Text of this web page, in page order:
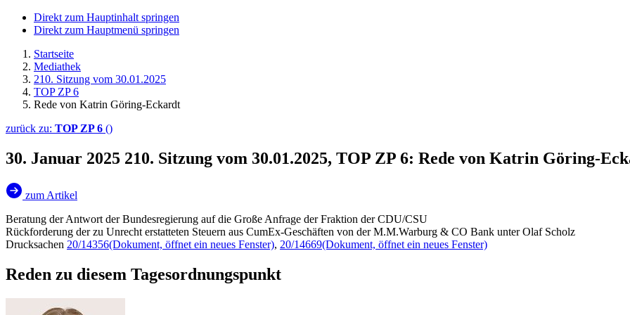
Direkt zum Hauptinhalt springen
Direkt zum Hauptmenü springen
Startseite
Mediathek
210. Sitzung vom 30.01.2025
TOP ZP 6
Rede von Katrin Göring-Eckardt
zurück zu: TOP ZP 6 ()
30. Januar 2025 210. Sitzung vom 30.01.2025, TOP ZP 6: Rede von Katrin Göring-
zum Artikel
Beratung der Antwort der Bundesregierung auf die Große Anfrage der Fraktion der CDU/CSU
Rückforderung der zu Unrecht erstatteten Steuern aus CumEx-Geschäften von der M.M.Warburg & CO Bank unter Olaf Scholz
Drucksachen 20/14356(Dokument, öffnet ein neues Fenster), 20/14669(Dokument, öffnet ein neues Fenster)
Reden zu diesem Tagesordnungspunkt